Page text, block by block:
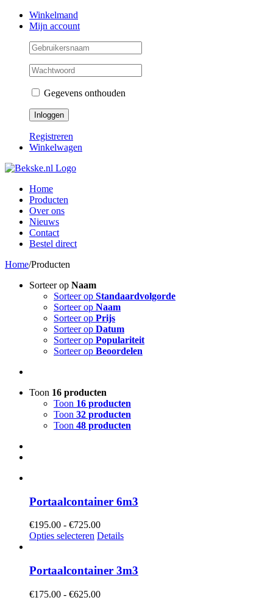
Skip
Facebook
Instagram
TwitterWinkelmand
Mijn account
Gegevens onthouden
Registreren
Winkelwagen
Home
Producten
Over ons
Nieuws
Contact
Bestel direct
Home/Producten
Sorteer op Naam
Sorteer op Standaardvolgorde
Sorteer op Naam
Sorteer op Prijs
Sorteer op Datum
Sorteer op Populariteit
Sorteer op Beoordelen
Toon 16 producten
Toon 16 producten
Toon 32 producten
Toon 48 producten
Portaalcontainer 6m3
€195.00 - €725.00Prijsklasse:
€195.00
Opties selecteren Details
Portaalcontainer 3m3
€175.00 - €625.00Prijsklasse: